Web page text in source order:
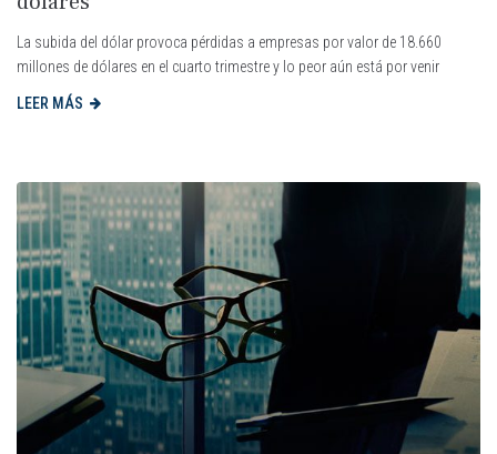
La subida del dólar provoca pérdidas a empresas por valor de 18.660
millones de dólares en el cuarto trimestre y lo peor aún está por venir
LEER MÁS